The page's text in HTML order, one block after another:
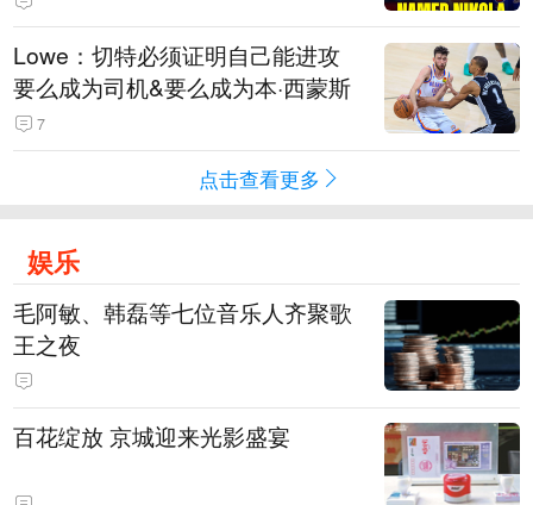
Lowe：切特必须证明自己能进攻
要么成为司机&要么成为本·西蒙斯
7
点击查看更多
娱乐
毛阿敏、韩磊等七位音乐人齐聚歌
王之夜
百花绽放 京城迎来光影盛宴